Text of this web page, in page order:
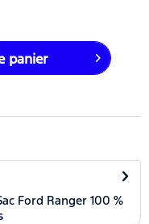
panier
Ford Ranger 100 %